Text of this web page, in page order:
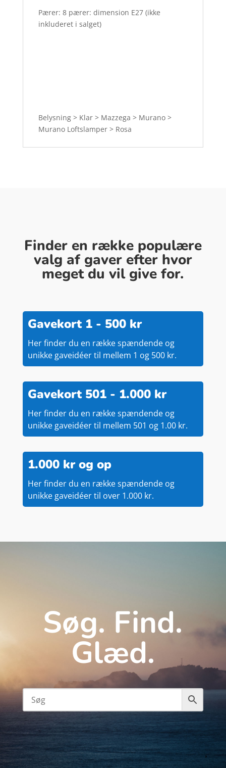
Pærer: 8 pærer: dimension E27 (ikke
inkluderet i salget)
Belysning > Klar > Mazzega > Murano >
Murano Loftslamper > Rosa
Finder en række populære
valg af gaver efter hvor
meget du vil give for.
Gavekort 1 - 500 kr
Her finder du en række spændende og
unikke gaveidéer til mellem 1 og 500 kr.
Gavekort 501 - 1.000 kr
Her finder du en række spændende og
unikke gaveidéer til mellem 501 og 1.00 kr.
1.000 kr og op
Her finder du en række spændende og
unikke gaveidéer til over 1.000 kr.
Søg. Find.
Glæd.